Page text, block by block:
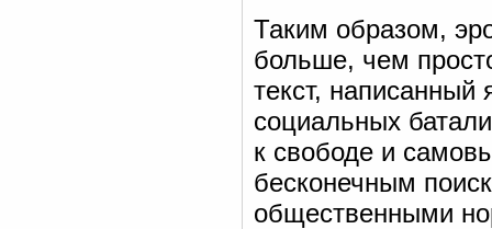
Таким образом,
больше, чем
текст,
социальных
к свободе и
бесконечным
общественными